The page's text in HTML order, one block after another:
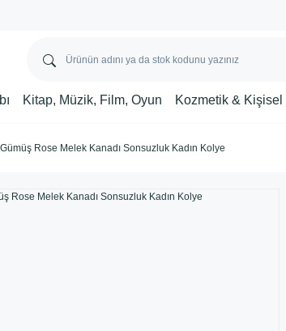
Kitap, Müzik, Film, Oyun Kozmetik & Kişisel
Rose Melek Kanadı Sonsuzluk Kadın Kolye